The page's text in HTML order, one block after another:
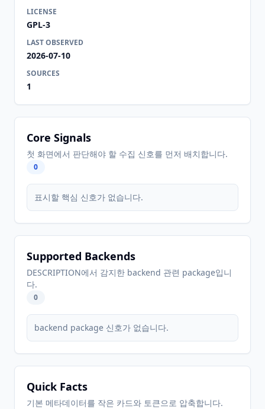
LICENSE
GPL-3
LAST OBSERVED
2026-07-10
SOURCES
1
Core Signals
첫 화면에서 판단해야 할 수집 신호를 먼저 배치합니다.
0
표시할 핵심 신호가 없습니다.
Supported Backends
DESCRIPTION에서 감지한 backend 관련 package입니
다.
0
backend package 신호가 없습니다.
Quick Facts
기본 메타데이터를 작은 카드와 토큰으로 압축합니다.